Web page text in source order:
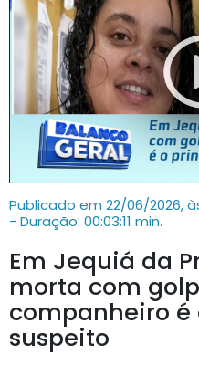
Publicado em 22/06/2026,
- Duração: 00:03:11 min.
Em Jequiá da
morta com
companheiro
suspeito